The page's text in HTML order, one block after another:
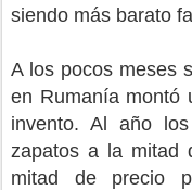
siendo más barato
A los pocos meses
en Rumanía montó
invento. Al año
zapatos a la mitad
mitad de precio